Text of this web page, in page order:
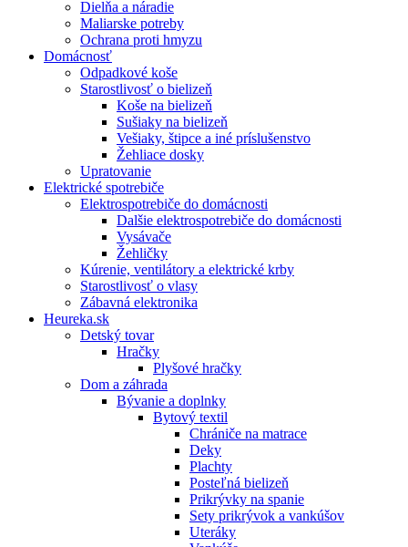
Dielňa a náradie
Maliarske potreby
Ochrana proti hmyzu
Domácnosť
Odpadkové koše
Starostlivosť o bielizeň
Koše na bielizeň
Sušiaky na bielizeň
Vešiaky, štipce a iné príslušenstvo
Žehliace dosky
Upratovanie
Elektrické spotrebiče
Elektrospotrebiče do domácnosti
Dalšie elektrospotrebiče do domácnosti
Vysávače
Žehličky
Kúrenie, ventilátory a elektrické krby
Starostlivosť o vlasy
Zábavná elektronika
Heureka.sk
Detský tovar
Hračky
Plyšové hračky
Dom a záhrada
Bývanie a doplnky
Bytový textil
Chrániče na matrace
Deky
Plachty
Posteľná bielizeň
Prikrývky na spanie
Sety prikrývok a vankúšov
Uteráky